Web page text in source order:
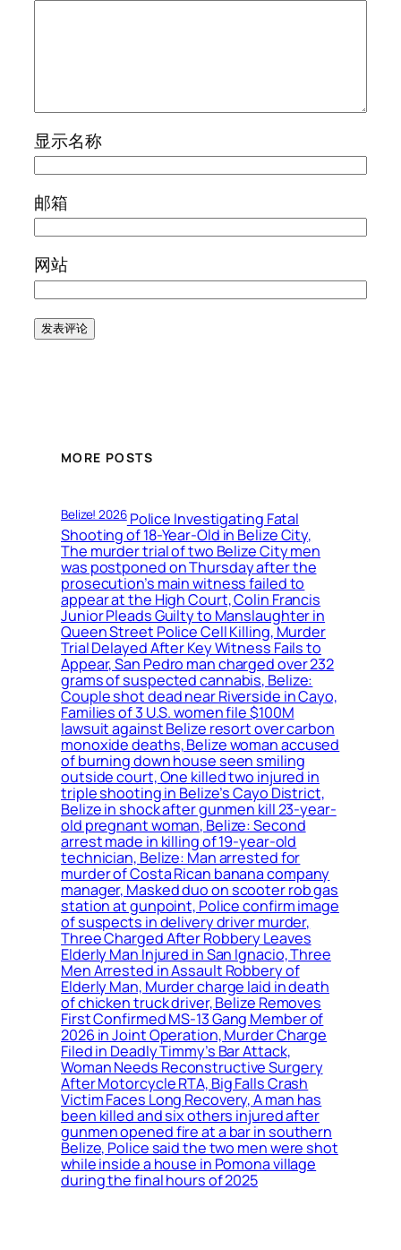
显示名称
邮箱
网站
MORE POSTS
Belize! 2026Police Investigating Fatal
Shooting of 18-Year-Old in Belize City,
The murder trial of two Belize City men
was postponed on Thursday after the
prosecution’s main witness failed to
appear at the High Court, Colin Francis
Junior Pleads Guilty to Manslaughter in
Queen Street Police Cell Killing, Murder
Trial Delayed After Key Witness Fails to
Appear, San Pedro man charged over 232
grams of suspected cannabis, Belize:
Couple shot dead near Riverside in Cayo,
Families of 3 U.S. women file $100M
lawsuit against Belize resort over carbon
monoxide deaths, Belize woman accused
of burning down house seen smiling
outside court, One killed two injured in
triple shooting in Belize’s Cayo District,
Belize in shock after gunmen kill 23-year-
old pregnant woman, Belize: Second
arrest made in killing of 19-year-old
technician, Belize: Man arrested for
murder of Costa Rican banana company
manager, Masked duo on scooter rob gas
station at gunpoint, Police confirm image
of suspects in delivery driver murder,
Three Charged After Robbery Leaves
Elderly Man Injured in San Ignacio, Three
Men Arrested in Assault Robbery of
Elderly Man, Murder charge laid in death
of chicken truck driver, Belize Removes
First Confirmed MS-13 Gang Member of
2026 in Joint Operation, Murder Charge
Filed in Deadly Timmy’s Bar Attack,
Woman Needs Reconstructive Surgery
After Motorcycle RTA, Big Falls Crash
Victim Faces Long Recovery, A man has
been killed and six others injured after
gunmen opened fire at a bar in southern
Belize, Police said the two men were shot
while inside a house in Pomona village
during the final hours of 2025